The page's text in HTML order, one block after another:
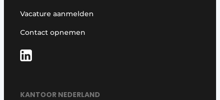
Vacature aanmelden
Contact opnemen
KANTOOR NEDERLAND